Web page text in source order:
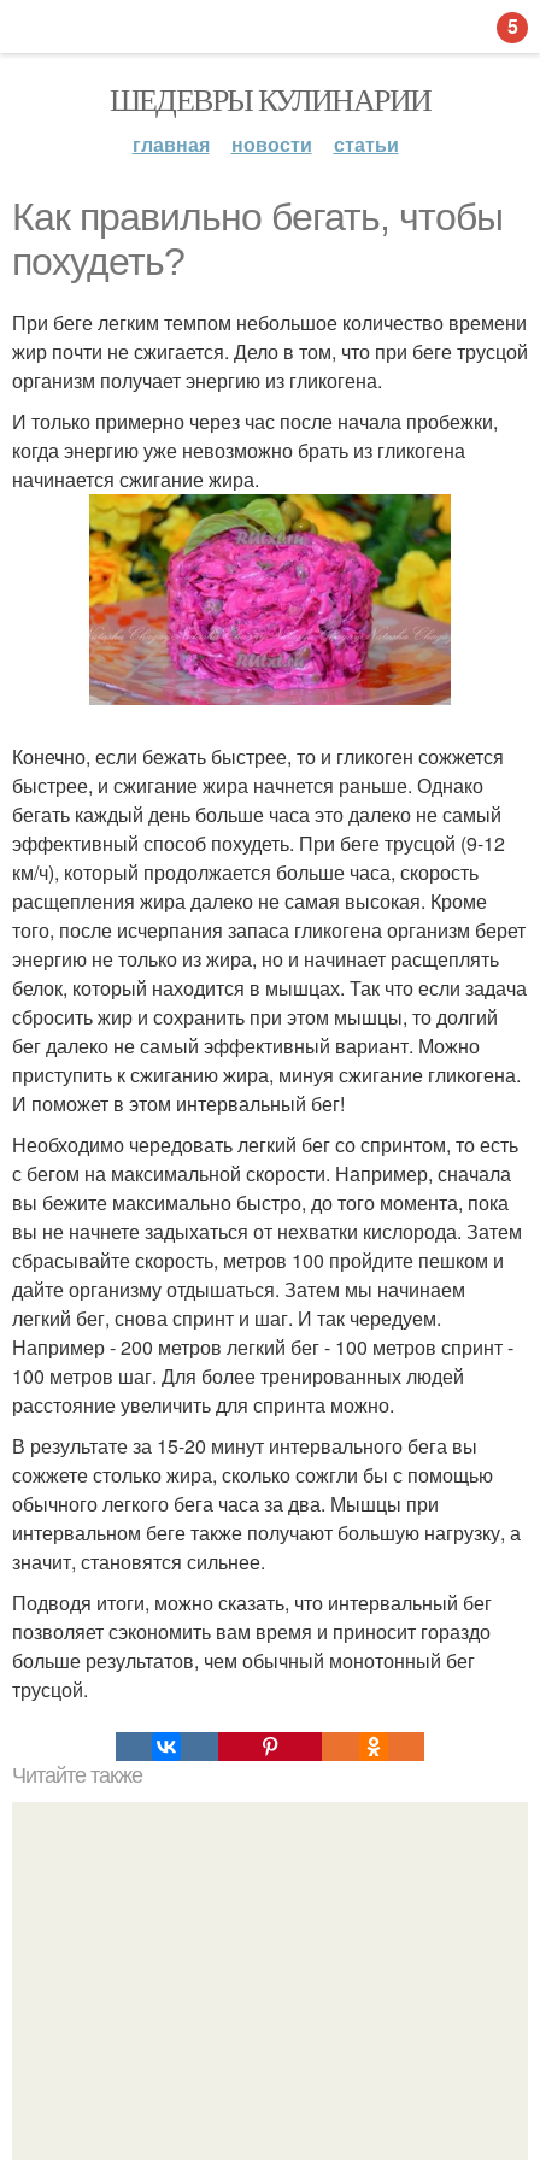
ШЕДЕВРЫ КУЛИНАРИИ
главная новости статьи
Как правильно бегать, чтобы
похудеть?
При беге легким темпом небольшое количество времени
жир почти не сжигается. Дело в том, что при беге трусцой
организм получает энергию из гликогена.
И только примерно через час после начала пробежки,
когда энергию уже невозможно брать из гликогена
начинается сжигание жира.
Конечно, если бежать быстрее, то и гликоген сожжется
быстрее, и сжигание жира начнется раньше. Однако
бегать каждый день больше часа это далеко не самый
эффективный способ похудеть. При беге трусцой (9-12
км/ч), который продолжается больше часа, скорость
расщепления жира далеко не самая высокая. Кроме
того, после исчерпания запаса гликогена организм берет
энергию не только из жира, но и начинает расщеплять
белок, который находится в мышцах. Так что если задача
сбросить жир и сохранить при этом мышцы, то долгий
бег далеко не самый эффективный вариант. Можно
приступить к сжиганию жира, минуя сжигание гликогена.
И поможет в этом интервальный бег!
Необходимо чередовать легкий бег со спринтом, то есть
с бегом на максимальной скорости. Например, сначала
вы бежите максимально быстро, до того момента, пока
вы не начнете задыхаться от нехватки кислорода. Затем
сбрасывайте скорость, метров 100 пройдите пешком и
дайте организму отдышаться. Затем мы начинаем
легкий бег, снова спринт и шаг. И так чередуем.
Например - 200 метров легкий бег - 100 метров спринт -
100 метров шаг. Для более тренированных людей
расстояние увеличить для спринта можно.
В результате за 15-20 минут интервального бега вы
сожжете столько жира, сколько сожгли бы с помощью
обычного легкого бега часа за два. Мышцы при
интервальном беге также получают большую нагрузку, а
значит, становятся сильнее.
Подводя итоги, можно сказать, что интервальный бег
позволяет сэкономить вам время и приносит гораздо
больше результатов, чем обычный монотонный бег
трусцой.
Читайте также
5